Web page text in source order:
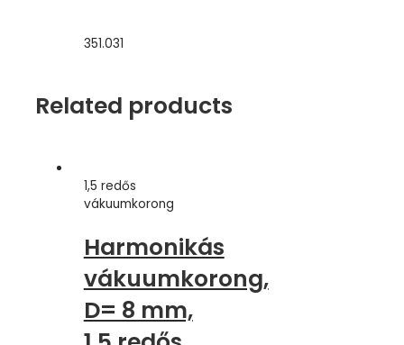
351.031
Related products
1,5 redős
vákuumkorong
Harmonikás
vákuumkorong,
D= 8 mm,